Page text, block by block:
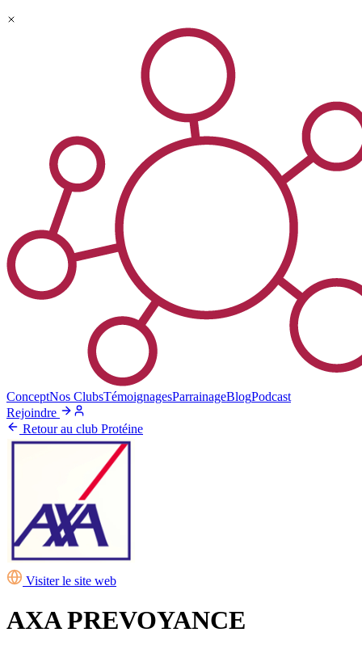
ConceptNos ClubsTémoignagesParrainageBlogPodcast
Rejoindre
Retour au club Protéine
Visiter le site web
AXA PREVOYANCE